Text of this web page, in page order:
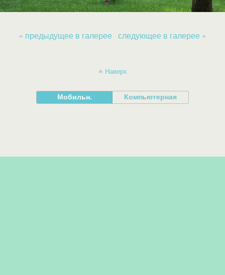
« предыдущее в галерее следующее в галерее »
Наверх
Мобильн. Компьютерная